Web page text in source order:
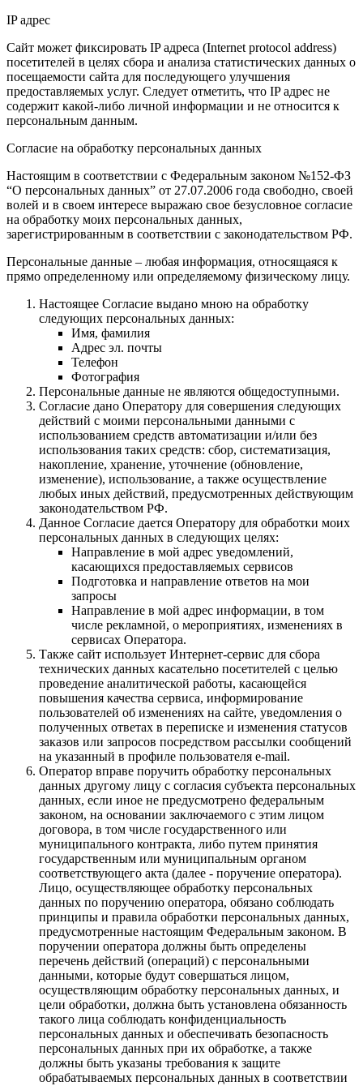
IP адрес
Сайт может фиксировать IP адреса (Internet protocol address)
посетителей в целях сбора и анализа статистических данных о
посещаемости сайта для последующего улучшения
предоставляемых услуг. Следует отметить, что IP адрес не
содержит какой-либо личной информации и не относится к
персональным данным.
Согласие на обработку персональных данных
Настоящим в соответствии с Федеральным законом №152-ФЗ
“О персональных данных” от 27.07.2006 года свободно, своей
волей и в своем интересе выражаю свое безусловное согласие
на обработку моих персональных данных,
зарегистрированным в соответствии с законодательством РФ.
Персональные данные – любая информация, относящаяся к
прямо определенному или определяемому физическому лицу.
Настоящее Согласие выдано мною на обработку
следующих персональных данных:
Имя, фамилия
Адрес эл. почты
Телефон
Фотография
Персональные данные не являются общедоступными.
Согласие дано Оператору для совершения следующих
действий с моими персональными данными с
использованием средств автоматизации и/или без
использования таких средств: сбор, систематизация,
накопление, хранение, уточнение (обновление,
изменение), использование, а также осуществление
любых иных действий, предусмотренных действующим
законодательством РФ.
Данное Согласие дается Оператору для обработки моих
персональных данных в следующих целях:
Направление в мой адрес уведомлений,
касающихся предоставляемых сервисов
Подготовка и направление ответов на мои
запросы
Направление в мой адрес информации, в том
числе рекламной, о мероприятиях, изменениях в
сервисах Оператора.
Также сайт использует Интернет-сервис для сбора
технических данных касательно посетителей с целью
проведение аналитической работы, касающейся
повышения качества сервиса, информирование
пользователей об изменениях на сайте, уведомления о
полученных ответах в переписке и изменения статусов
заказов или запросов посредством рассылки сообщений
на указанный в профиле пользователя e-mail.
Оператор вправе поручить обработку персональных
данных другому лицу с согласия субъекта персональных
данных, если иное не предусмотрено федеральным
законом, на основании заключаемого с этим лицом
договора, в том числе государственного или
муниципального контракта, либо путем принятия
государственным или муниципальным органом
соответствующего акта (далее - поручение оператора).
Лицо, осуществляющее обработку персональных
данных по поручению оператора, обязано соблюдать
принципы и правила обработки персональных данных,
предусмотренные настоящим Федеральным законом. В
поручении оператора должны быть определены
перечень действий (операций) с персональными
данными, которые будут совершаться лицом,
осуществляющим обработку персональных данных, и
цели обработки, должна быть установлена обязанность
такого лица соблюдать конфиденциальность
персональных данных и обеспечивать безопасность
персональных данных при их обработке, а также
должны быть указаны требования к защите
обрабатываемых персональных данных в соответствии